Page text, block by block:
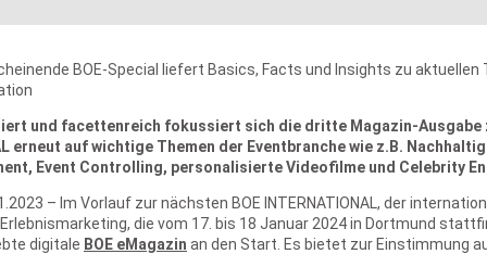
BOE-Special liefert Basics, Facts und Insights zu aktuellen
und facettenreich fokussiert sich die dritte Magazin-Ausgabe
erneut auf wichtige Themen der Eventbranche wie z.B.
Event Controlling, personalisierte Videofilme und Celebrity
– Im Vorlauf zur nächsten BOE INTERNATIONAL, der
die vom 17. bis 18 Januar 2024 in Dortmund
digitale BOE eMagazin an den Start. Es bietet zur Einstimmung